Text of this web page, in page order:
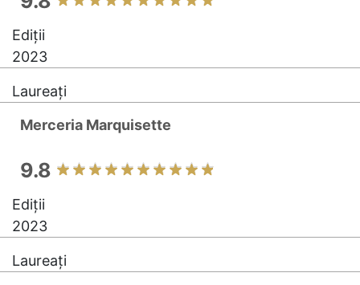
Ediții
2023
Laureați
Merceria Marquisette
9.8
Ediții
2023
Laureați